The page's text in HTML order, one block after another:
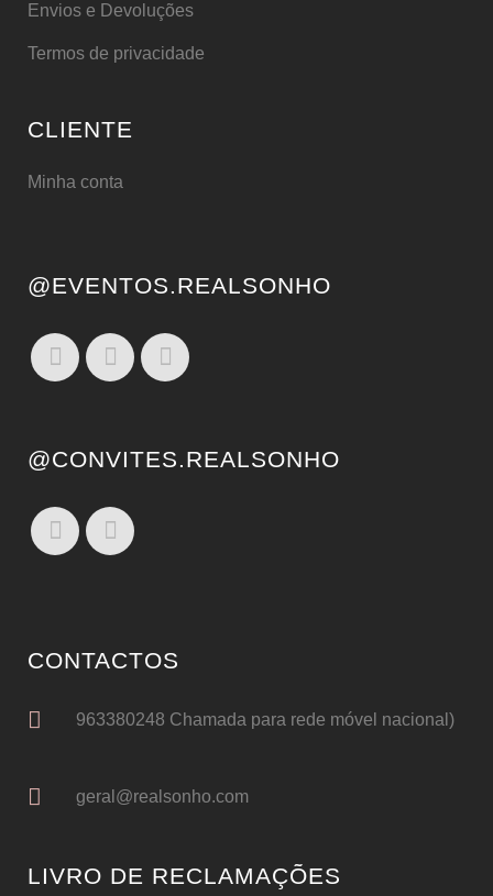
Envios e Devoluções
Termos de privacidade
CLIENTE
Minha conta
@EVENTOS.REALSONHO
@CONVITES.REALSONHO
CONTACTOS
963380248 Chamada para rede móvel nacional)
geral@realsonho.com
LIVRO DE RECLAMAÇÕES